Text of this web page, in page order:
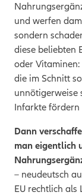
und werfen
sondern
diese beliebten
oder
die im Schnitt
unnötigerweise
Infarkte fördern
Dann
man eigentlich
– neudeutsch
EU rechtlich als